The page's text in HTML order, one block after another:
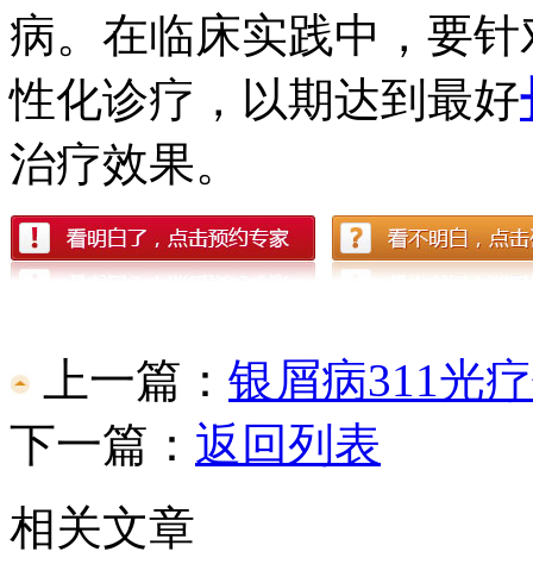
病。在临床实践中，要
性化诊疗，以期达到最好
治疗效果。
上一篇： 银屑病311光
下一篇： 返回列表
相关文章